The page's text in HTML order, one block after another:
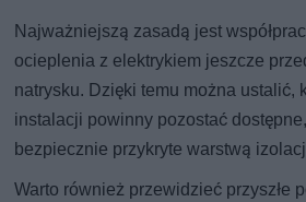
Najważniejszą zasadą jest
ocieplenia z elektrykiem jeszcze
natrysku. Dzięki temu można ustalić,
instalacji powinny pozostać
bezpiecznie przykryte warstwą
Warto również przewidzieć przyszłe